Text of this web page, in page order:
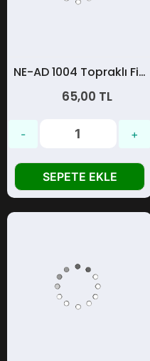
NE-AD 1004 Topraklı Fiş L Tipi Ups
65,00 TL
SEPETE EKLE